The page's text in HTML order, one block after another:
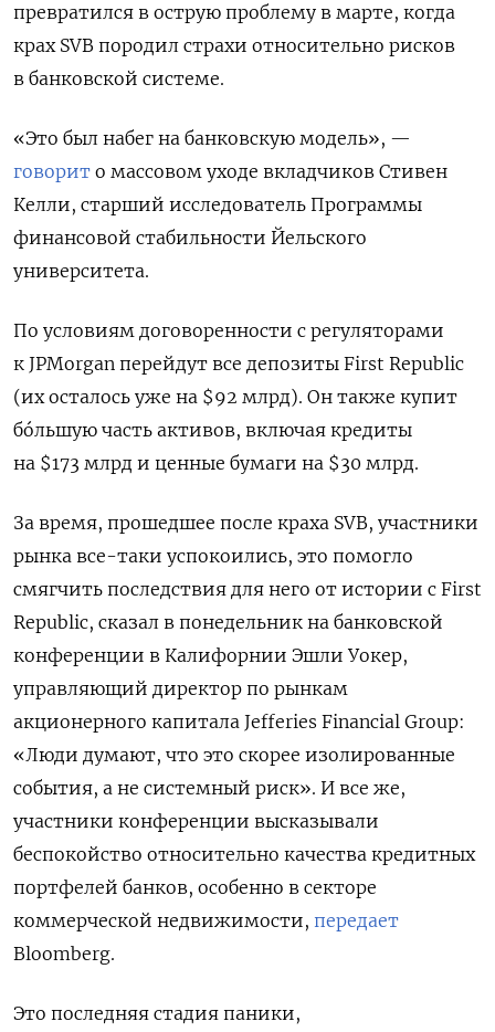
превратился в острую проблему в марте, когда
крах SVB породил страхи относительно рисков
в банковской системе.
«Это был набег на банковскую модель», —
говорит о массовом уходе вкладчиков Стивен
Келли, старший исследователь Программы
финансовой стабильности Йельского
университета.
По условиям договоренности с регуляторами
к JPMorgan перейдут все депозиты First Republic
(их осталось уже на $92 млрд). Он также купит
бóльшую часть активов, включая кредиты
на $173 млрд и ценные бумаги на $30 млрд.
За время, прошедшее после краха SVB, участники
рынка все-таки успокоились, это помогло
смягчить последствия для него от истории с First
Republic, сказал в понедельник на банковской
конференции в Калифорнии Эшли Уокер,
управляющий директор по рынкам
акционерного капитала Jefferies Financial Group:
«Люди думают, что это скорее изолированные
события, а не системный риск». И все же,
участники конференции высказывали
беспокойство относительно качества кредитных
портфелей банков, особенно в секторе
коммерческой недвижимости, передает
Bloomberg.
Это последняя стадия паники,